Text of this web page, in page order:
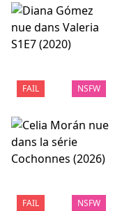
FAIL NSFW
FAIL NSFW